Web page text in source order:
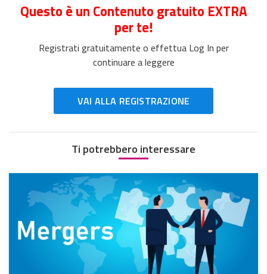
Questo è un Contenuto gratuito EXTRA
per te!
Registrati gratuitamente o effettua Log In per
continuare a leggere
VAI ALLA REGISTRAZIONE
Ti potrebbero interessare